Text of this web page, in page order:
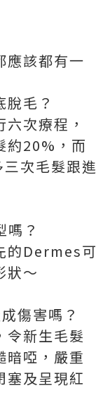
應該都有一
毛？
次療程，
約20%，而
次毛髮跟進
？
的Dermes可
狀～
傷害嗎？
令新生毛髮
暗啞，嚴重
塞及呈現紅